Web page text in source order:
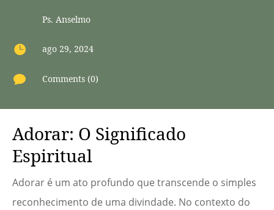
Ps. Anselmo
 ago 29, 2024
 Comments (0)
Adorar: O Significado
Espiritual
Adorar é um ato profundo que transcende o simples
reconhecimento de uma divindade. No contexto do